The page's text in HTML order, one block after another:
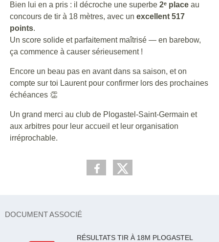
Bien lui en a pris : il décroche une superbe 2ᵉ place au
concours de tir à 18 mètres, avec un excellent 517
points.
Un score solide et parfaitement maîtrisé — en barebow,
ça commence à causer sérieusement !
Encore un beau pas en avant dans sa saison, et on
compte sur toi Laurent pour confirmer lors des prochaines
échéances 👏
Un grand merci au club de Plogastel-Saint-Germain et
aux arbitres pour leur accueil et leur organisation
irréprochable.
DOCUMENT ASSOCIÉ
RÉSULTATS TIR À 18M PLOGASTEL